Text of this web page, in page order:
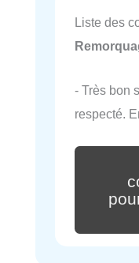
Liste des
- Très bon
respecté.